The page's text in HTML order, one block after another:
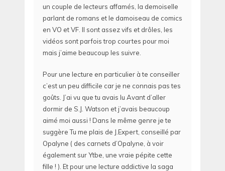
un couple de lecteurs affamés, la demoiselle
parlant de romans et le damoiseau de comics
en VO et VF. Il sont assez vifs et drôles, les
vidéos sont parfois trop courtes pour moi
mais j’aime beaucoup les suivre.
Pour une lecture en particulier à te conseiller
c’est un peu difficile car je ne connais pas tes
goûts. J’ai vu que tu avais lu Avant d’aller
dormir de S.J. Watson et j’avais beaucoup
aimé moi aussi ! Dans le même genre je te
suggère Tu me plais de J.Expert, conseillé par
Opalyne ( des carnets d’Opalyne, à voir
également sur Ytbe, une vraie pépite cette
fille ! ). Et pour une lecture addictive la saga